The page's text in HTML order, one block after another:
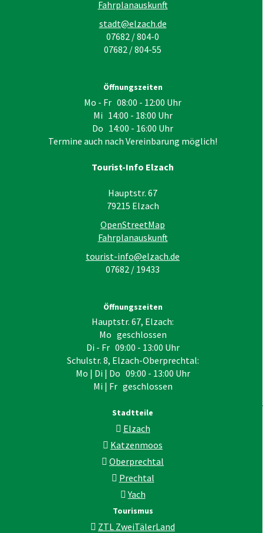
Fahrplanauskunft
stadt@elzach.de
07682 / 804-0
07682 / 804-55
Öffnungszeiten
Mo - Fr 08:00 - 12:00 Uhr
Mi 14:00 - 18:00 Uhr
Do 14:00 - 16:00 Uhr
Termine auch nach Vereinbarung möglich!
Tourist-Info Elzach
Hauptstr. 67
79215 Elzach
OpenStreetMap
Fahrplanauskunft
tourist-info@elzach.de
07682 / 19433
Öffnungszeiten
Hauptstr. 67, Elzach:
Mo geschlossen
Di - Fr 09:00 - 13:00 Uhr
Schulstr. 8, Elzach-Oberprechtal:
Mo | Di | Do 09:00 - 13:00 Uhr
Mi | Fr geschlossen
Stadtteile
Elzach
Katzenmoos
Oberprechtal
Prechtal
Yach
Tourismus
ZTL ZweiTälerLand